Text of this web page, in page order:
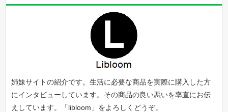
姉妹サイトの紹介です。生活に必要な商品を実際に購入した方
にインタビューしています。その商品の良い悪いを率直にお伝
えしています。「libloom 」をよろしくどうぞ。